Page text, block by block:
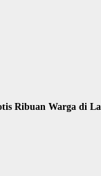
Ribuan Warga di